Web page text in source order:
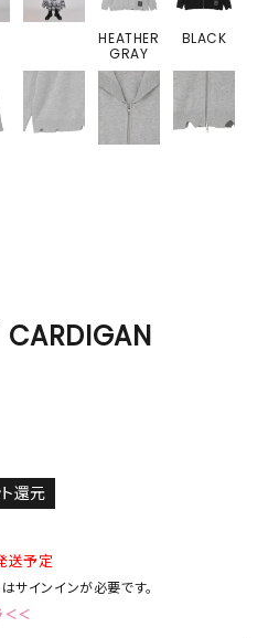
HEATHER
GRAY
BLACK
CARDIGAN
還元
送予定
サインインが必要です。
＜＜